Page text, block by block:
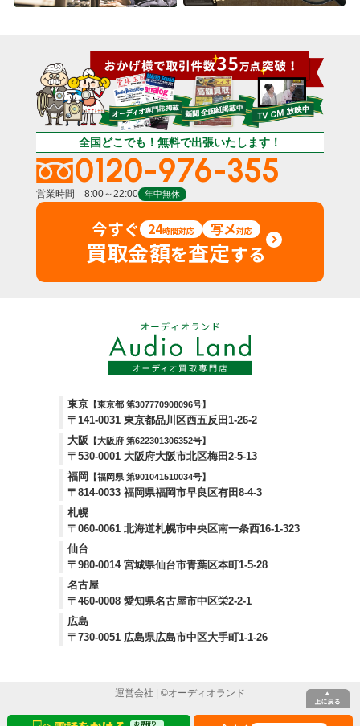
お見積り
全国どこでも！無料で出張いたします！
0120-976-355
営業時間 8:00～22:00 年中無休
今すぐ 24時間対応 写メ対応
買取金額を査定する
東京 【東京都 第307770908096号】
〒141-0031 東京都品川区西五反田1-26-2
大阪
【大阪府 第622301306352号】
〒530-0001 大阪府大阪市北区梅田2-5-13
福岡
【福岡県 第901041510034号】
〒814-0033 福岡県福岡市早良区有田8-4-3
札幌
〒060-0061 北海道札幌市中央区南一条西16-1-323
仙台
〒980-0014 宮城県仙台市青葉区本町1-5-28
名古屋
〒460-0008 愛知県名古屋市中区栄2-2-1
広島
〒730-0051 広島県広島市中区大手町1-1-26
運営会社 | ©オーディオランド